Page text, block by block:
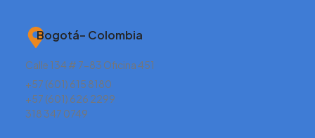
Bogotá– Colombia
Calle 134 # 7-83 Oficina 451
+57 (601) 615 8180
+57 (601) 626 2299
318 347 0749